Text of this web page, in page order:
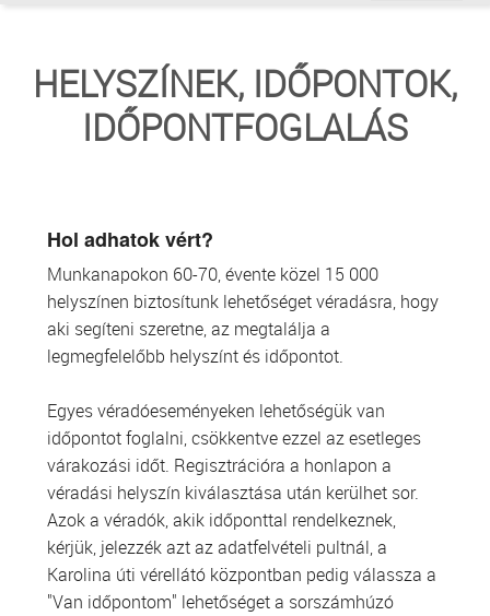
VÉRADÁS
ŐSSEJT DONÁCIÓ
VÁRÓLISTÁK
HELYSZÍNEK, IDŐPONTOK,
IDŐPONTFOGLALÁS
Hol adhatok vért?
Munkanapokon 60-70, évente közel 15 000
helyszínen biztosítunk lehetőséget véradásra, hogy
aki segíteni szeretne, az megtalálja a
legmegfelelőbb helyszínt és időpontot.
Egyes véradóeseményeken lehetőségük van
időpontot foglalni, csökkentve ezzel az esetleges
várakozási időt. Regisztrációra a honlapon a
véradási helyszín kiválasztása után kerülhet sor.
Azok a véradók, akik időponttal rendelkeznek,
kérjük, jelezzék azt az adatfelvételi pultnál, a
Karolina úti vérellátó központban pedig válassza a
"Van időpontom" lehetőséget a sorszámhúzó